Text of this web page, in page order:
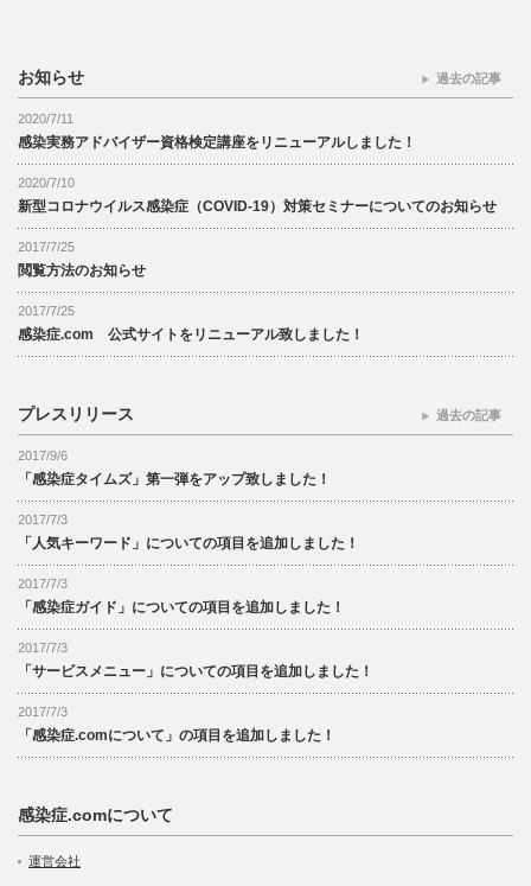
お知らせ
2020/7/11
感染実務アドバイザー資格検定講座をリニューアルしました！
2020/7/10
新型コロナウイルス感染症（COVID-19）対策セミナーについてのお知らせ
2017/7/25
閲覧方法のお知らせ
2017/7/25
感染症.com 公式サイトをリニューアル致しました！
過去の記事
プレスリリース
2017/9/6
「感染症タイムズ」第一弾をアップ致しました！
2017/7/3
「人気キーワード」についての項目を追加しました！
2017/7/3
「感染症ガイド」についての項目を追加しました！
2017/7/3
「サービスメニュー」についての項目を追加しました！
2017/7/3
「感染症.comについて」の項目を追加しました！
過去の記事
感染症.comについて
運営会社